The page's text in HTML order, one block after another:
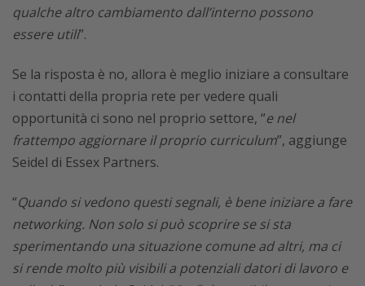
qualche altro cambiamento dall’interno possono
essere utili”.
Se la risposta è no, allora è meglio iniziare a consultare
i contatti della propria rete per vedere quali
opportunità ci sono nel proprio settore, “e nel
frattempo aggiornare il proprio curriculum”, aggiunge
Seidel di Essex Partners.
“Quando si vedono questi segnali, è bene iniziare a fare
networking. Non solo si può scoprire se si sta
sperimentando una situazione comune ad altri, ma ci
si rende molto più visibili a potenziali datori di lavoro e